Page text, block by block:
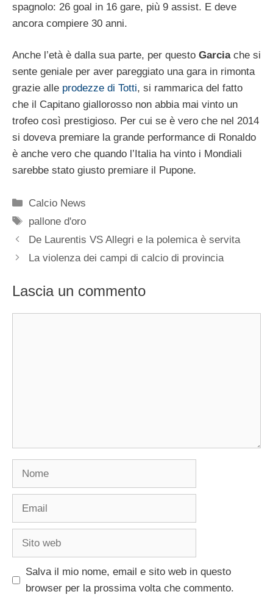
spagnolo: 26 goal in 16 gare, più 9 assist. E deve
ancora compiere 30 anni.
Anche l’età è dalla sua parte, per questo Garciache si
sente geniale per aver pareggiato una gara in rimonta
grazie alle prodezze di Totti, si rammarica del fatto
che il Capitano giallorosso non abbia mai vinto un
trofeo così prestigioso. Per cui se è vero che nel 2014
si doveva premiare la grande performance di Ronaldo
è anche vero che quando l’Italia ha vinto i Mondiali
sarebbe stato giusto premiare il Pupone.
Categorie
Calcio News
Tag
pallone d'oro
De Laurentis VS Allegri e la polemica è servita
La violenza dei campi di calcio di provincia
Lascia un commento
Nome
Email
Sito
Salva il mio nome, email e sito web in questo
browser per la prossima volta che commento.